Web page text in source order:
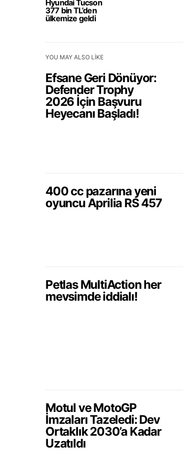
Hyundai Tucson
377 bin TL’den
ülkemize geldi
YOU MAY ALSO LIKE
Efsane Geri Dönüyor:
Defender Trophy
2026 İçin Başvuru
Heyecanı Başladı!
400 cc pazarına yeni
oyuncu Aprilia RS 457
Petlas MultiAction her
mevsimde iddialı!
Motul ve MotoGP
İmzaları Tazeledi: Dev
Ortaklık 2030’a Kadar
Uzatıldı